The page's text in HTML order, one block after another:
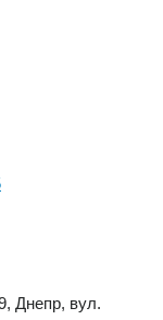
Днепр, вул.